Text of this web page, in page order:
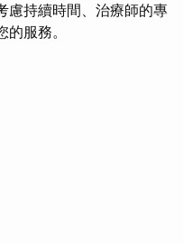
慮持續時間、治療師的專
服務。